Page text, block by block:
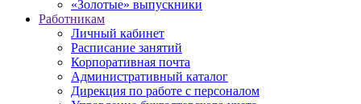
«Золотые» выпускники
Работникам
Личный кабинет
Расписание занятий
Корпоративная почта
Административный каталог
Дирекция по работе с персоналом